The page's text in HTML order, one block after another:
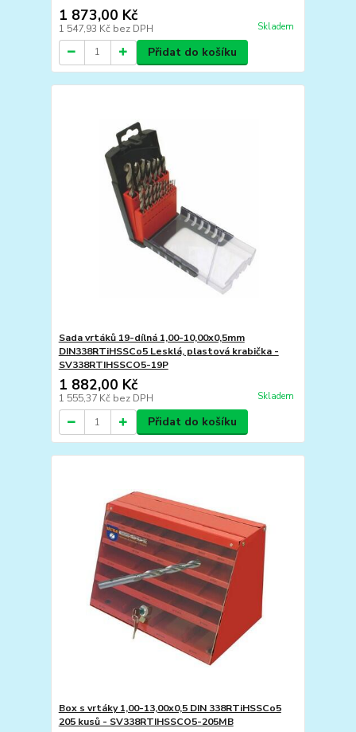
1 873,00 Kč
1 547,93 Kč bez DPH Skladem
Přidat do košíku
Sada vrtáků 19-dílná 1,00-10,00x0,5mm
DIN338RTiHSSCo5 Lesklá, plastová krabička -
SV338RTIHSSCO5-19P
1 882,00 Kč
1 555,37 Kč bez DPH Skladem
Přidat do košíku
Box s vrtáky 1,00-13,00x0,5 DIN 338RTiHSSCo5
205 kusů - SV338RTIHSSCO5-205MB